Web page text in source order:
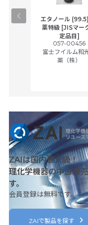
エタノール
薬特級 [JISマー
定品目]
057-00456
富士フイルム和
薬（株）
ZAIは国内最大級！
理化学機器の中古販
す。
会員登録は無料です。
ZAIで製品を探す